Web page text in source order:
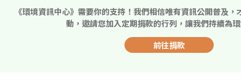
《環境資訊中心》需要你的支持！我們相信唯有資訊公開普及
動，邀請您加入定期捐款的行列，讓我們持續為
前往捐款